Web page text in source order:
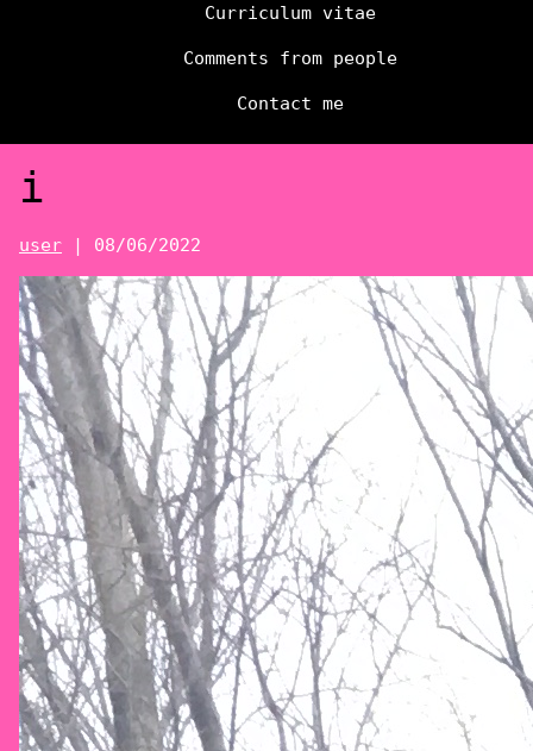
Curriculum vitae
Comments from people
Contact me
i
user | 08/06/2022